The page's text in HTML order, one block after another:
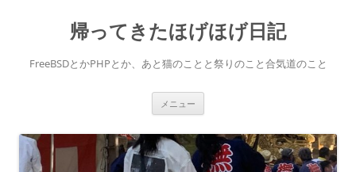
帰ってきたほげほげ日記
FreeBSDとかPHPとか、あと猫のことと祭りのこと合気道のこと
メニュー